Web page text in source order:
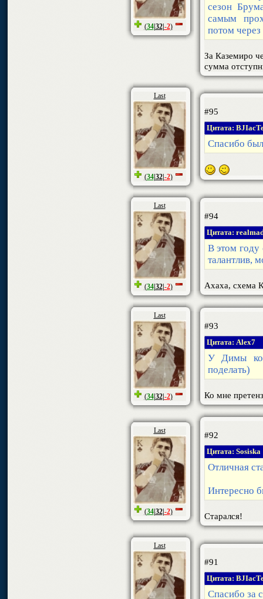
(34| 32| -2)
сезон
самым
потом
За Каземиро
сумма
Last
(34| 32| -2)
#95
Цитата:
Спасибо
Last
(34| 32| -2)
#94
Цитата:
В этом году
талантлив,
Ахаха, схема
Last
(34| 32| -2)
#93
Цитата: Alex7
У Димы
поделать)
Ко мне
Last
(34| 32| -2)
#92
Цитата: Sosiska
Отличная
Интересно
Старался!
Last
#91
Цитата:
Спасибо за